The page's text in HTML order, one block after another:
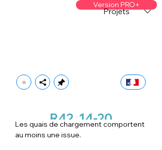
Version PRO+
Projets
R42 14-20
Les quais de chargement comportent
au moins une issue.